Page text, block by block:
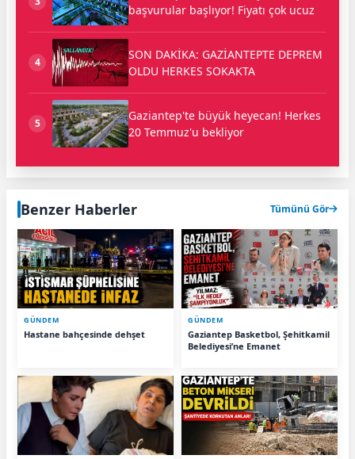
başvurular başlıyor! Fiyatı çok ucuz
4
SON DAKİKA: GAZİANTEPTE DEPREM
OLDU HERKES SOKAKTA
5
Gaziantep'te büyük heyecan! Herkes
20 Temmuz'u bekliyor
Benzer Haberler Tümünü Gör
GÜNDEM
Hastane bahçesinde dehşet
GÜNDEM
Gaziantep Basketbol, Şehitkamil
Belediyesi’ne Emanet